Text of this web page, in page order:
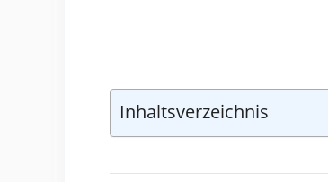
Inhaltsverzeichnis